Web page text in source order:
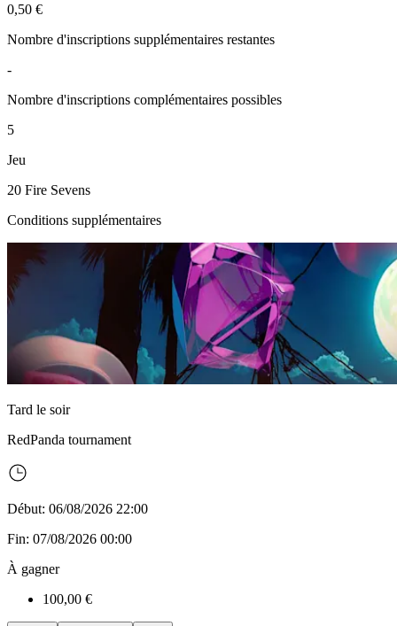
0,50 €
Nombre d'inscriptions supplémentaires restantes
-
Nombre d'inscriptions complémentaires possibles
5
Jeu
20 Fire Sevens
Conditions supplémentaires
Tard le soir
RedPanda tournament
Début: 06/08/2026 22:00
Fin: 07/08/2026 00:00
À gagner
100,00 €